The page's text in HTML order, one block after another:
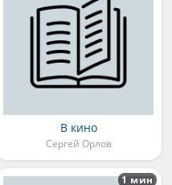
В кино
Сергей Орлов
1 мин